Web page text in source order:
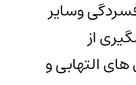
وسایر
از
التهابی و